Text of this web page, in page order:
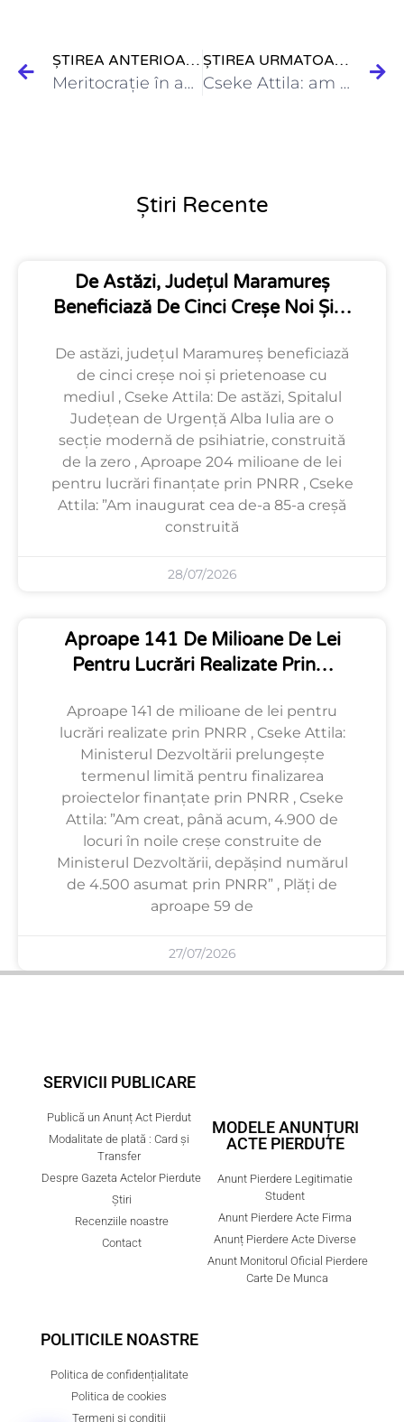
ȘTIREA ANTERIOARĂ
Meritocrație în administrația publică: Ministerul Dezvoltării impune criterii sporurilor pentru…
ȘTIREA URMATOARE
Cseke Attila: am inaugurat astăzi prima creșă din județul Maramureș…
Știri Recente
De Astăzi, Județul Maramureș
Beneficiază De Cinci Creșe Noi Și…
De astăzi, județul Maramureș beneficiază
de cinci creșe noi și prietenoase cu
mediul , Cseke Attila: De astăzi, Spitalul
Județean de Urgență Alba Iulia are o
secție modernă de psihiatrie, construită
de la zero , Aproape 204 milioane de lei
pentru lucrări finanțate prin PNRR , Cseke
Attila: ”Am inaugurat cea de-a 85-a creșă
construită
28/07/2026
Aproape 141 De Milioane De Lei
Pentru Lucrări Realizate Prin…
Aproape 141 de milioane de lei pentru
lucrări realizate prin PNRR , Cseke Attila:
Ministerul Dezvoltării prelungește
termenul limită pentru finalizarea
proiectelor finanțate prin PNRR , Cseke
Attila: ”Am creat, până acum, 4.900 de
locuri în noile creșe construite de
Ministerul Dezvoltării, depășind numărul
de 4.500 asumat prin PNRR” , Plăți de
aproape 59 de
27/07/2026
SERVICII PUBLICARE
Publică un Anunț Act Pierdut
Modalitate de plată : Card și
Transfer
Despre Gazeta Actelor Pierdute
Știri
Recenziile noastre
Contact
MODELE ANUNȚURI
ACTE PIERDUTE
Anunt Pierdere Legitimatie
Student
Anunt Pierdere Acte Firma
Anunț Pierdere Acte Diverse
Anunt Monitorul Oficial Pierdere
Carte De Munca
POLITICILE NOASTRE
Politica de confidențialitate
Politica de cookies
Termeni și condiții